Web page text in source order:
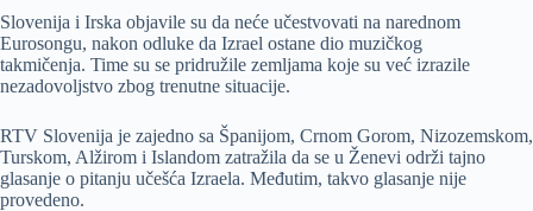
Slovenija i Irska objavile su da neće učestvovati na narednom
Eurosongu, nakon odluke da Izrael ostane dio muzičkog
takmičenja. Time su se pridružile zemljama koje su već izrazile
nezadovoljstvo zbog trenutne situacije.
RTV Slovenija je zajedno sa Španijom, Crnom Gorom, Nizozemskom,
Turskom, Alžirom i Islandom zatražila da se u Ženevi održi tajno
glasanje o pitanju učešća Izraela. Međutim, takvo glasanje nije
provedeno.